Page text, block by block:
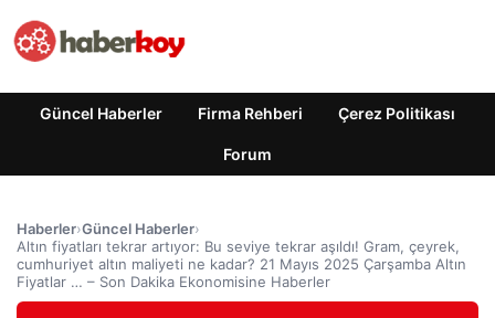
Güncel Haberler Firma Rehberi Çerez Politikası
Forum
Haberler›Güncel Haberler›
Altın fiyatları tekrar artıyor: Bu seviye tekrar aşıldı! Gram, çeyrek,
cumhuriyet altın maliyeti ne kadar? 21 Mayıs 2025 Çarşamba Altın
Fiyatlar … – Son Dakika Ekonomisine Haberler